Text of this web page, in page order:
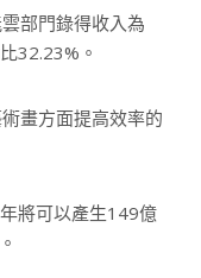
部門錄得收入為
32.23%。
畫方面提高效率的
將可以產生149億